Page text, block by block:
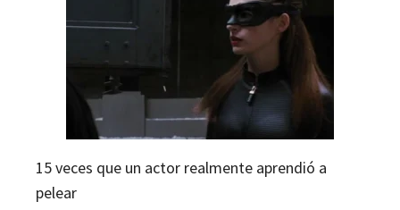
15 veces que un actor realmente aprendió a
pelear